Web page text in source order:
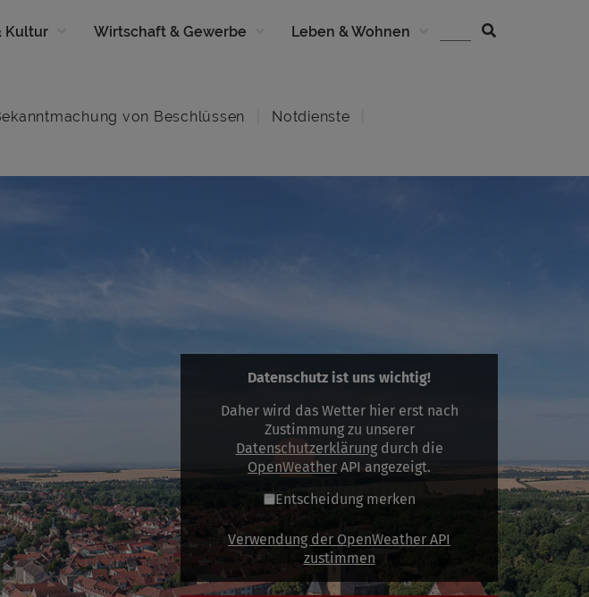
Kultur Wirtschaft & Gewerbe Leben & Wohnen
von Beschlüssen
Notdienste
Datenschutz ist uns wichtig!
Daher wird das Wetter hier erst nach
Zustimmung zu unserer
Datenschutzerklärungdurch die
OpenWeather API angezeigt.
Entscheidung merken
Verwendung der OpenWeather API
zustimmen